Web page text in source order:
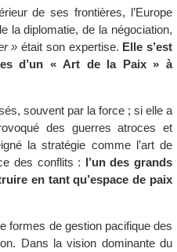
de ses frontières, l’Europe
la diplomatie, de la négociation,
» était son expertise. Elle s’est
d’un « Art de la Paix » à
souvent par la force ; si elle a
des guerres atroces et
la stratégie comme l’art de
des conflits : l’un des grands
en tant qu’espace de paix
formes de gestion pacifique des
Dans la vision dominante du